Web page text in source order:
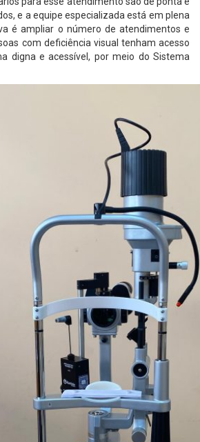
e a equipe especializada está em plena
é ampliar o número de atendimentos e
com deficiência visual tenham acesso
digna e acessível, por meio do Sistema